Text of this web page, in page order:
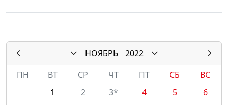
НОЯБРЬ
2022
ПН
ВТ СР ЧТ ПТ СБ
ВС
1
2 3* 4 5
6